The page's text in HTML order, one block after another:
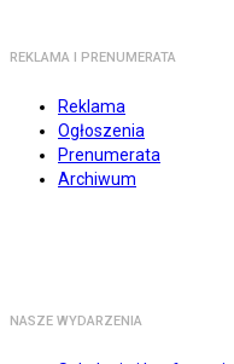
REKLAMA I PRENUMERATA
Reklama
Ogłoszenia
Prenumerata
Archiwum
NASZE WYDARZENIA